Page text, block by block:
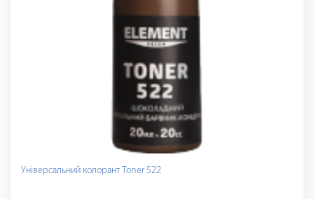
Універсальний колорант Toner 522